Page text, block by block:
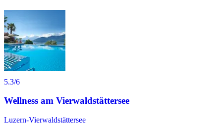
5.3/6
Wellness am Vierwaldstättersee
Luzern-Vierwaldstättersee